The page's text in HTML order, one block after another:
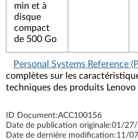
min et à
disque
compact
de 500 Go
Personal Systems Reference
complètes sur les
techniques des produits Lenovo
ID Document:ACC100156
Date de publication originale:01/27/
Date de dernière modification:11/